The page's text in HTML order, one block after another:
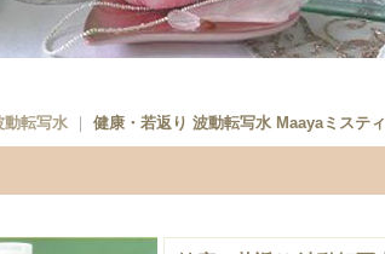
動転写水 健康・若返り 波動転写水 Maayaミスティ